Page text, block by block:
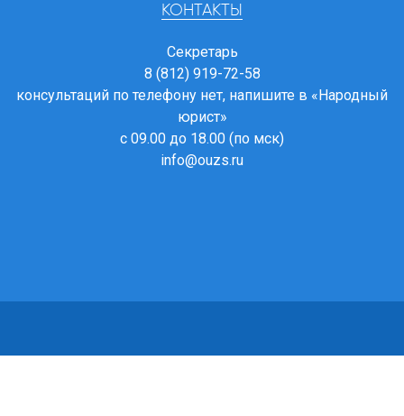
КОНТАКТЫ
Секретарь
8 (812) 919-72-58
консультаций по телефону нет, напишите в «Народный
юрист»
с 09.00 до 18.00 (по мск)
info@ouzs.ru